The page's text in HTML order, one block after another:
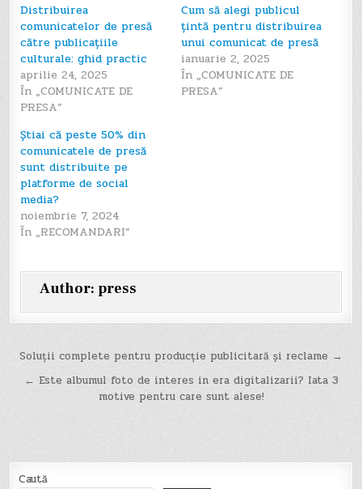
Distribuirea
comunicatelor de presă
către publicațiile
culturale: ghid practic
aprilie 24, 2025
În „COMUNICATE DE
PRESA”
Cum să alegi publicul
țintă pentru distribuirea
unui comunicat de presă
ianuarie 2, 2025
În „COMUNICATE DE
PRESA”
Știai că peste 50% din
comunicatele de presă
sunt distribuite pe
platforme de social
media?
noiembrie 7, 2024
În „RECOMANDARI”
Author: press
Navigare
în
Soluții complete pentru producție publicitară și reclame →
← Este albumul foto de interes in era digitalizarii? Iata 3
motive pentru care sunt alese!
Caută